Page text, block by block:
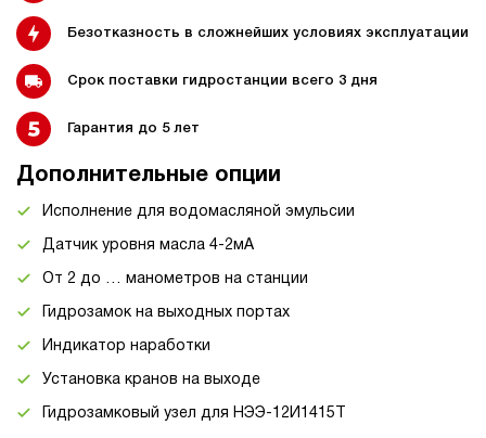
Безотказность в сложнейших условиях эксплуатации
Срок поставки гидростанции всего 3 дня
Гарантия до 5 лет
Дополнительные опции
Исполнение для водомасляной эмульсии
Датчик уровня масла 4-2мА
От 2 до … манометров на станции
Гидрозамок на выходных портах
Индикатор наработки
Установка кранов на выходе
Гидрозамковый узел для НЭЭ-12И1415Т